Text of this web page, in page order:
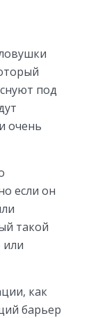
под
очень
если он
такой
или
как
барьер